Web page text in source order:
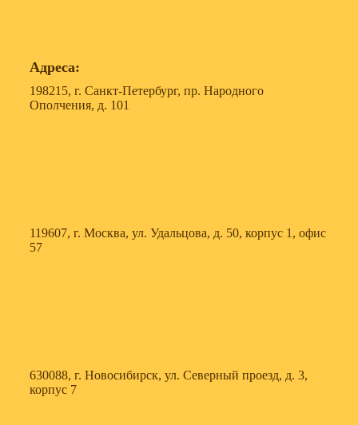
Адреса:
198215, г. Санкт-Петербург, пр. Народного
Ополчения, д. 101
119607, г. Москва, ул. Удальцова, д. 50, корпус 1, офис
57
630088, г. Новосибирск, ул. Северный проезд, д. 3,
корпус 7